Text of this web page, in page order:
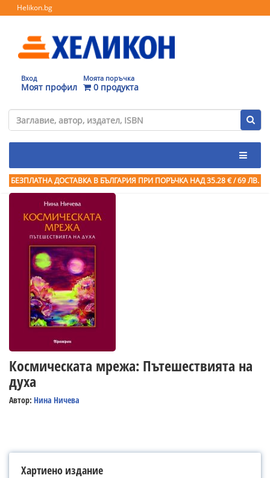
Helikon.bg
Вход
Моят профил
Моята поръчка
0 продукта
БЕЗПЛАТНА ДОСТАВКА В БЪЛГАРИЯ ПРИ ПОРЪЧКА НАД 35.28 € / 69 ЛВ.
Космическата мрежа: Пътешествията на
духа
Автор: Нина Ничева
Хартиено издание